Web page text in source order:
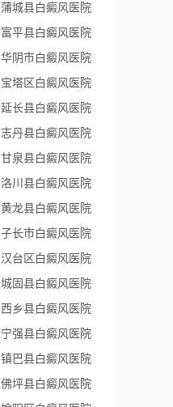
蒲城县白癜风医院
富平县白癜风医院
华阴市白癜风医院
宝塔区白癜风医院
延长县白癜风医院
志丹县白癜风医院
甘泉县白癜风医院
洛川县白癜风医院
黄龙县白癜风医院
子长市白癜风医院
汉台区白癜风医院
城固县白癜风医院
西乡县白癜风医院
宁强县白癜风医院
镇巴县白癜风医院
佛坪县白癜风医院